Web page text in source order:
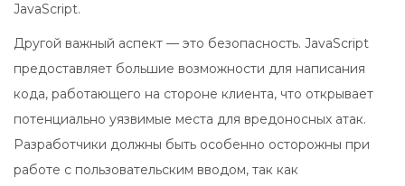
JavaScript.
Другой важный аспект — это безопасность. JavaScript
предоставляет большие возможности для написания
кода, работающего на стороне клиента, что открывает
потенциально уязвимые места для вредоносных атак.
Разработчики должны быть особенно осторожны при
работе с пользовательским вводом, так как